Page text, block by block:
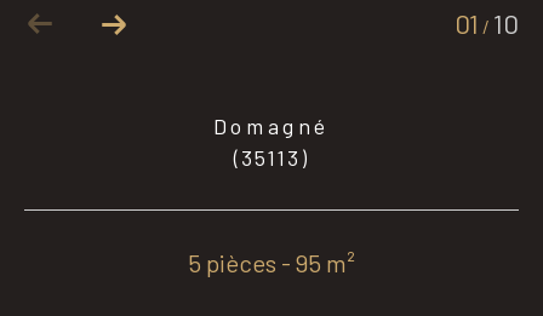
01 / 10
Domagné
(35113)
5 pièces - 95 m²
RECHERCHER